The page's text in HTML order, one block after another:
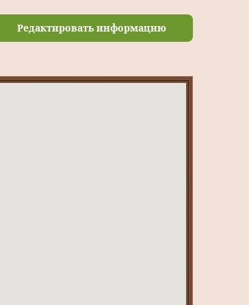
Редактировать информацию